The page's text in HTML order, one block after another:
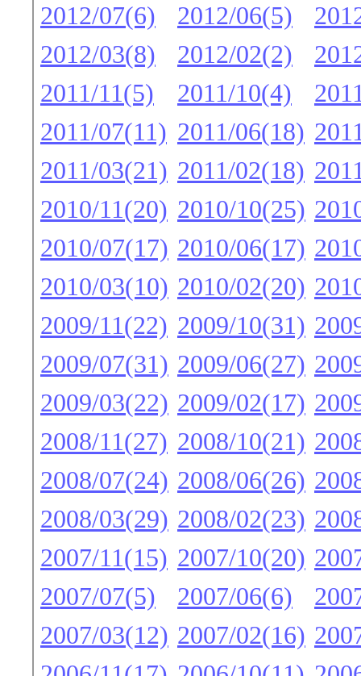
2012/07(6)
2012/06(5)
2012/03(8)
2012/02(2)
2011/11(5)
2011/10(4)
2011/07(11) 2011/06(18)
2011/03(21) 2011/02(18)
2010/11(20) 2010/10(25)
2010/07(17) 2010/06(17)
2010/03(10) 2010/02(20)
2009/11(22) 2009/10(31)
2009/07(31) 2009/06(27)
2009/03(22) 2009/02(17)
2008/11(27) 2008/10(21)
2008/07(24) 2008/06(26)
2008/03(29) 2008/02(23)
2007/11(15) 2007/10(20)
2007/07(5)
2007/06(6)
2007/03(12) 2007/02(16)